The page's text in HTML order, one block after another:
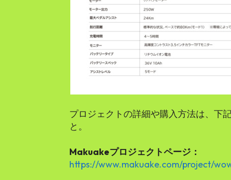
プロジェクトの詳細や購入方法は、下
と。
Makuakeプロジェクトページ：
https://www.makuake.com/project/